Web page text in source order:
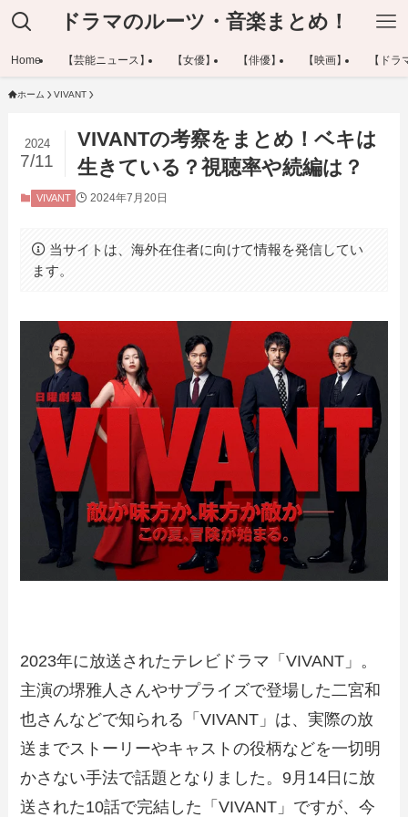
ドラマのルーツ・音楽まとめ！
Home 【芸能ニュース】 【女優】 【俳優】 【映画】 【ドラ
ホーム VIVANT
VIVANTの考察をまとめ！ベキは
生きている？視聴率や続編は？
2024
7/11
VIVANT 2024年7月20日
当サイトは、海外在住者に向けて情報を発信してい
ます。
2023年に放送されたテレビドラマ「VIVANT」。
主演の堺雅人さんやサプライズで登場した二宮和
也さんなどで知られる「VIVANT」は、実際の放
送までストーリーやキャストの役柄などを一切明
かさない手法で話題となりました。9月14日に放
送された10話で完結した「VIVANT」ですが、今